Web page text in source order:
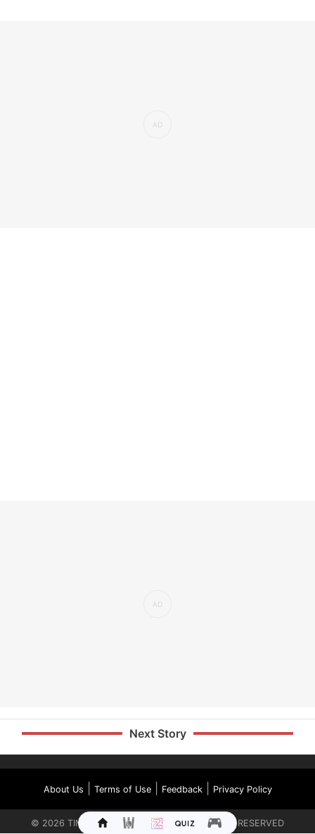
Next Story
About Us Terms of Use| Feedback| Privacy Policy
© 2026 TIMES INTERNET LIMITED. ALL RIGHTS RESERVED